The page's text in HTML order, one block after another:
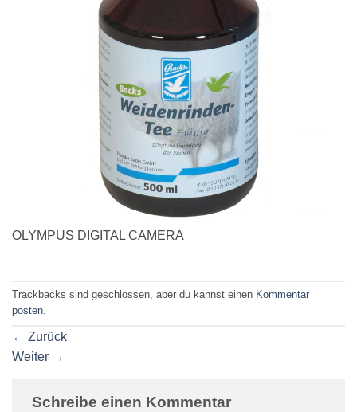
OLYMPUS DIGITAL CAMERA
Trackbacks sind geschlossen, aber du kannst einen Kommentar
posten.
← Zurück
Weiter →
Schreibe einen Kommentar